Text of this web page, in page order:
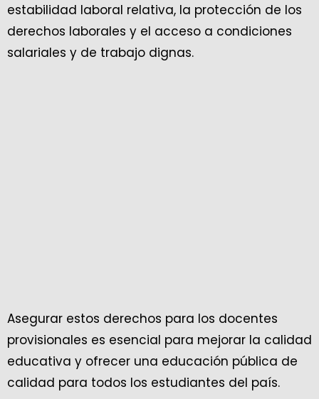
estabilidad laboral relativa, la protección de los
derechos laborales y el acceso a condiciones
salariales y de trabajo dignas.
Asegurar estos derechos para los docentes
provisionales es esencial para mejorar la calidad
educativa y ofrecer una educación pública de
calidad para todos los estudiantes del país.